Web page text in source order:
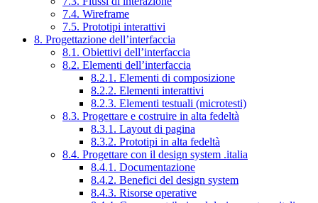
7.4. Wireframe
7.5. Prototipi interattivi
8. Progettazione dell’interfaccia
8.1. Obiettivi dell’interfaccia
8.2. Elementi dell’interfaccia
8.2.1. Elementi di composizione
8.2.2. Elementi interattivi
8.2.3. Elementi testuali (microtesti)
8.3. Progettare e costruire in alta fedeltà
8.3.1. Layout di pagina
8.3.2. Prototipi in alta fedeltà
8.4. Progettare con il design system .italia
8.4.1. Documentazione
8.4.2. Benefici del design system
8.4.3. Risorse operative